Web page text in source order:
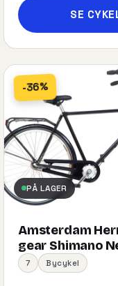
SE
-36%
PÅ LAGER
Amsterdam
gear Shimano
7 Bycykel